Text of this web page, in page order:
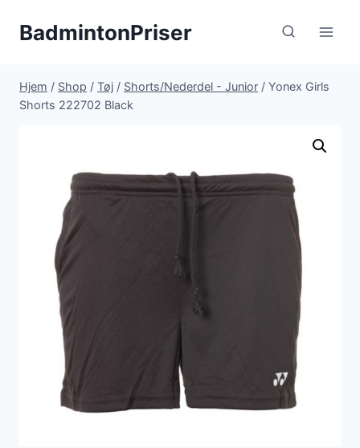
BadmintonPriser
Hjem / Shop / Tøj / Shorts/Nederdel - Junior / Yonex Girls
Shorts 222702 Black